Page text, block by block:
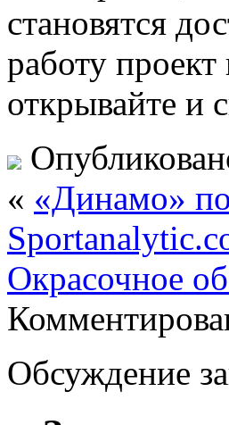
становятся
работу
открывайте и
« «Динамо»
Окрасочное
Обсуждение